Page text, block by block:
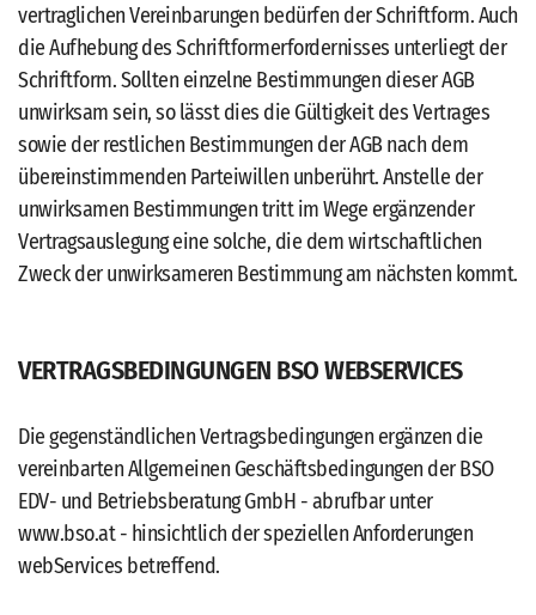
vertraglichen Vereinbarungen bedürfen der Schriftform. Auch
die Aufhebung des Schriftformerfordernisses unterliegt der
Schriftform. Sollten einzelne Bestimmungen dieser AGB
unwirksam sein, so lässt dies die Gültigkeit des Vertrages
sowie der restlichen Bestimmungen der AGB nach dem
übereinstimmenden Parteiwillen unberührt. Anstelle der
unwirksamen Bestimmungen tritt im Wege ergänzender
Vertragsauslegung eine solche, die dem wirtschaftlichen
Zweck der unwirksameren Bestimmung am nächsten kommt.
VERTRAGSBEDINGUNGEN BSO WEBSERVICES
Die gegenständlichen Vertragsbedingungen ergänzen die
vereinbarten Allgemeinen Geschäftsbedingungen der BSO
EDV- und Betriebsberatung GmbH - abrufbar unter
www.bso.at - hinsichtlich der speziellen Anforderungen
webServices betreffend.